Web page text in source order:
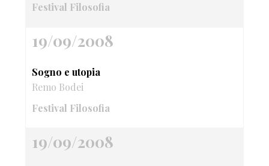
Festival Filosofia
19/09/2008
Sogno e utopia
Remo Bodei
Festival Filosofia
19/09/2008